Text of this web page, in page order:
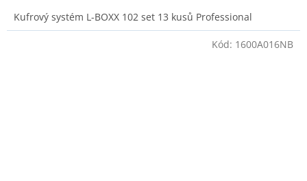
Kufrový systém L-BOXX 102 set 13 kusů Professional
Kód: 1600A016NB